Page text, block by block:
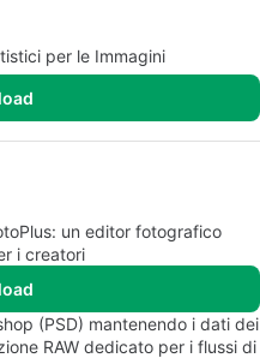
per le Immagini
un editor fotografico
i creatori
(PSD) mantenendo i dati dei
RAW dedicato per i flussi di